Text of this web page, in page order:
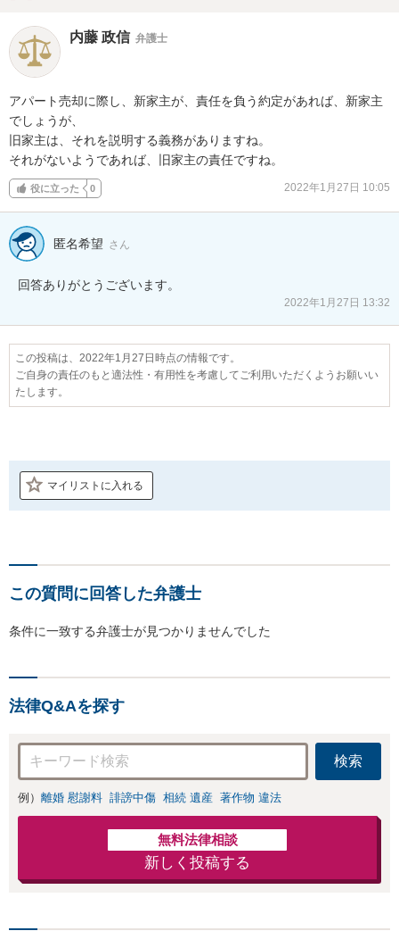
内藤 政信 弁護士
アパート売却に際し、新家主が、責任を負う約定があれば、新家主
でしょうが、
旧家主は、それを説明する義務がありますね。
それがないようであれば、旧家主の責任ですね。
役に立った 0 2022年1月27日 10:05
匿名希望 さん
2022年1月27日 13:32
この投稿は、2022年1月27日時点の情報です。
ご自身の責任のもと適法性・有用性を考慮してご利用いただくようお願いい
たします。
マイリストに入れる
この質問に回答した弁護士
条件に一致する弁護士が見つかりませんでした
法律Q&Aを探す
検索
例） 離婚 慰謝料 誹謗中傷 相続 遺産 著作物 違法
無料法律相談
新しく投稿する